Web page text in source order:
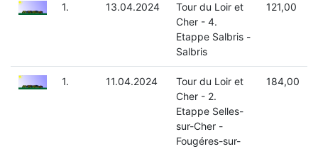
1. 13.04.2024
Tour du Loir et
Cher - 4.
Etappe Salbris -
Salbris
121,00
1. 11.04.2024
Tour du Loir et
Cher - 2.
Etappe Selles-
sur-Cher -
Fougéres-sur-
184,00